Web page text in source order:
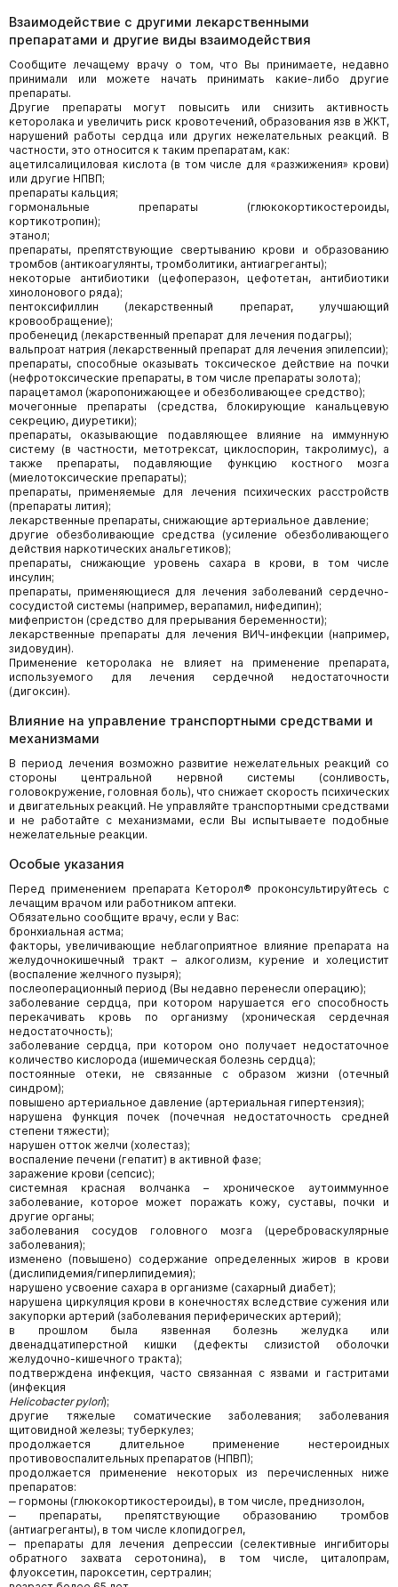
Взаимодействие с другими лекарственными
препаратами и другие виды взаимодействия
Сообщите лечащему врачу о том, что Вы принимаете, недавно
принимали или можете начать принимать какие-либо другие
препараты.
Другие препараты могут повысить или снизить активность
кеторолака и увеличить риск кровотечений, образования язв в ЖКТ,
нарушений работы сердца или других нежелательных реакций. В
частности, это относится к таким препаратам, как:
ацетилсалициловая кислота (в том числе для «разжижения» крови)
или другие НПВП;
препараты кальция;
гормональные препараты (глюкокортикостероиды,
кортикотропин);
этанол;
препараты, препятствующие свертыванию крови и образованию
тромбов (антикоагулянты, тромболитики, антиагреганты);
некоторые антибиотики (цефоперазон, цефотетан, антибиотики
хинолонового ряда);
пентоксифиллин (лекарственный препарат, улучшающий
кровообращение);
пробенецид (лекарственный препарат для лечения подагры);
вальпроат натрия (лекарственный препарат для лечения эпилепсии);
препараты, способные оказывать токсическое действие на почки
(нефротоксические препараты, в том числе препараты золота);
парацетамол (жаропонижающее и обезболивающее средство);
мочегонные препараты (средства, блокирующие канальцевую
секрецию, диуретики);
препараты, оказывающие подавляющее влияние на иммунную
систему (в частности, метотрексат, циклоспорин, такролимус), а
также препараты, подавляющие функцию костного мозга
(миелотоксические препараты);
препараты, применяемые для лечения психических расстройств
(препараты лития);
лекарственные препараты, снижающие артериальное давление;
другие обезболивающие средства (усиление обезболивающего
действия наркотических анальгетиков);
препараты, снижающие уровень сахара в крови, в том числе
инсулин;
препараты, применяющиеся для лечения заболеваний сердечно-
сосудистой системы (например, верапамил, нифедипин);
мифепристон (средство для прерывания беременности);
лекарственные препараты для лечения ВИЧ-инфекции (например,
зидовудин).
Применение кеторолака не влияет на применение препарата,
используемого для лечения сердечной недостаточности
(дигоксин).
Влияние на управление транспортными средствами и
механизмами
В период лечения возможно развитие нежелательных реакций со
стороны центральной нервной системы (сонливость,
головокружение, головная боль), что снижает скорость психических
и двигательных реакций. Не управляйте транспортными средствами
и не работайте с механизмами, если Вы испытываете подобные
нежелательные реакции.
Особые указания
Перед применением препарата Кеторол® проконсультируйтесь с
лечащим врачом или работником аптеки.
Обязательно сообщите врачу, если у Вас:
бронхиальная астма;
факторы, увеличивающие неблагоприятное влияние препарата на
желудочнокишечный тракт – алкоголизм, курение и холецистит
(воспаление желчного пузыря);
послеоперационный период (Вы недавно перенесли операцию);
заболевание сердца, при котором нарушается его способность
перекачивать кровь по организму (хроническая сердечная
недостаточность);
заболевание сердца, при котором оно получает недостаточное
количество кислорода (ишемическая болезнь сердца);
постоянные отеки, не связанные с образом жизни (отечный
синдром);
повышено артериальное давление (артериальная гипертензия);
нарушена функция почек (почечная недостаточность средней
степени тяжести);
нарушен отток желчи (холестаз);
воспаление печени (гепатит) в активной фазе;
заражение крови (сепсис);
системная красная волчанка – хроническое аутоиммунное
заболевание, которое может поражать кожу, суставы, почки и
другие органы;
заболевания сосудов головного мозга (цереброваскулярные
заболевания);
изменено (повышено) содержание определенных жиров в крови
(дислипидемия/гиперлипидемия);
нарушено усвоение сахара в организме (сахарный диабет);
нарушена циркуляция крови в конечностях вследствие сужения или
закупорки артерий (заболевания периферических артерий);
в прошлом была язвенная болезнь желудка или
двенадцатиперстной кишки (дефекты слизистой оболочки
желудочно-кишечного тракта);
подтверждена инфекция, часто связанная с язвами и гастритами
(инфекция
Helicobacter pylori);
другие тяжелые соматические заболевания; заболевания
щитовидной железы; туберкулез;
продолжается длительное применение нестероидных
противовоспалительных препаратов (НПВП);
продолжается применение некоторых из перечисленных ниже
препаратов:
‒ гормоны (глюкокортикостероиды), в том числе, преднизолон,
‒ препараты, препятствующие образованию тромбов
(антиагреганты), в том числе клопидогрел,
‒ препараты для лечения депрессии (селективные ингибиторы
обратного захвата серотонина), в том числе, циталопрам,
флуоксетин, пароксетин, сертралин;